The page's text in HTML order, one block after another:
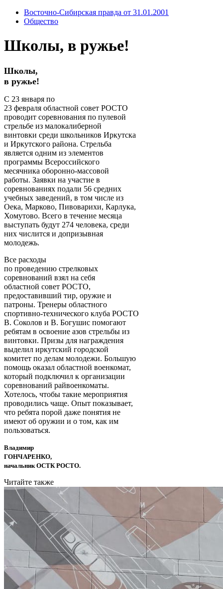
Восточно-Сибирская правда от 31.01.2001
Общество
Школы, в ружье!
Школы,
в ружье!
С 23 января по
23 февраля областной совет РОСТО
проводит соревнования по пулевой
стрельбе из малокалиберной
винтовки среди школьников Иркутска
и Иркутского района. Стрельба
является одним из элементов
программы Всероссийского
месячника оборонно-массовой
работы. Заявки на участие в
соревнованиях подали 56 средних
учебных заведений, в том числе из
Оека, Марково, Пивоварихи, Карлука,
Хомутово. Всего в течение месяца
выступать будут 274 человека, среди
них числится и допризывная
молодежь.
Все расходы
по проведению стрелковых
соревнований взял на себя
областной совет РОСТО,
предоставивший тир, оружие и
патроны. Тренеры областного
спортивно-технического клуба РОСТО
В. Соколов и В. Богушис помогают
ребятам в освоение азов стрельбы из
винтовки. Призы для награждения
выделил иркутский городской
комитет по делам молодежи. Большую
помощь оказал областной военкомат,
который подключил к организации
соревнований райвоенкоматы.
Хотелось, чтобы такие мероприятия
проводились чаще. Опыт показывает,
что ребята порой даже понятия не
имеют об оружии и о том, как им
пользоваться.
Владимир
ГОНЧАРЕНКО,
начальник ОСТК РОСТО.
Читайте также